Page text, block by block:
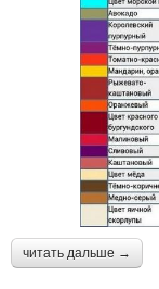
читать дальше →